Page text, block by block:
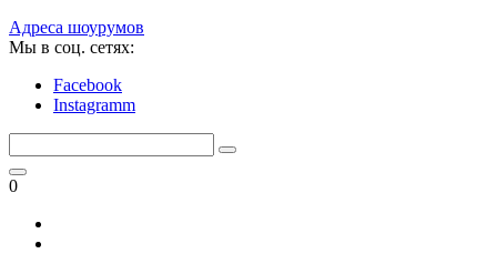
Адреса шоурумов
Мы в соц. сетях:
Facebook
Instagramm
0